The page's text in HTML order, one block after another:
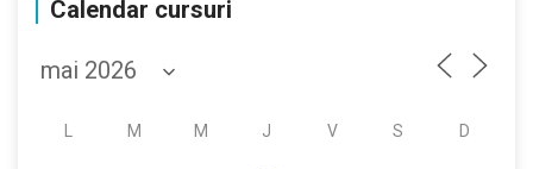
Calendar cursuri
M M J V S D